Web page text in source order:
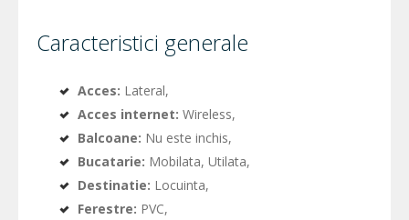
Caracteristici generale
Acces: Lateral,
Acces internet: Wireless,
Balcoane: Nu este inchis,
Bucatarie: Mobilata, Utilata,
Destinatie: Locuinta,
Ferestre: PVC,